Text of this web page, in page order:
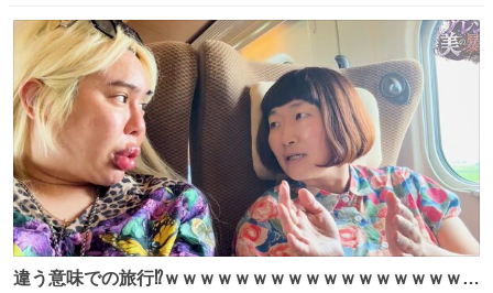
ト
数
数
違う意味での旅行⁉️ｗｗｗｗｗｗｗｗｗｗｗｗｗｗｗｗｗｗ